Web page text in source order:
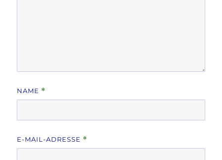
NAME *
E-MAIL-ADRESSE *